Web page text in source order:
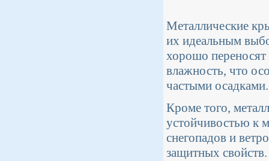
Металлические
их идеальным
хорошо
влажность, что
частыми осадками.
Кроме того,
устойчивостью к
снегопадов и
защитных